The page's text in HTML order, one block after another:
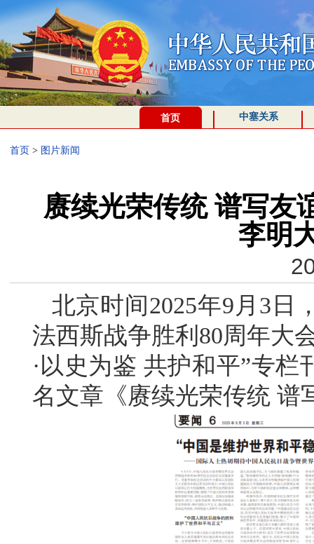
首页 中塞关系
首页 > 图片新闻
赓续光荣传统 谱写
李明
北京时间2025年9月3日
法西斯战争胜利80周年大
·以史为鉴 共护和平”专
名文章《赓续光荣传统 谱